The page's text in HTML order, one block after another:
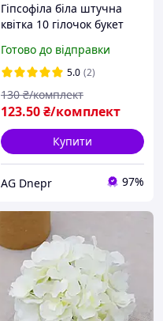
Гіпсофіла біла штучна
квітка 10 гілочок букет
Готово до відправки
5.0 (2)
123.50₴/комплект
130 ₴/комплект
Купити
AG Dnepr 97%